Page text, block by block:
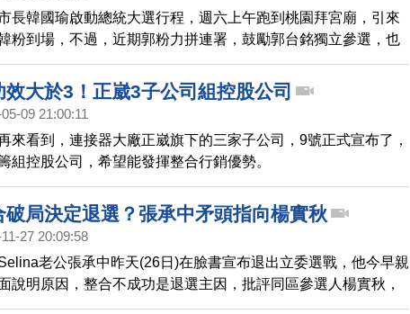
長韓國瑜啟動總統大選行程，週六上午跑到桃園拜宮廟，引來
粉到場，不過，近期郭粉力拼連署，鼓勵郭台銘獨立參選，也
報導指出，郭台銘已經與王金平會面，外界關注將組成第三勢
國瑜說他樂見郭王會面，但也特別強調，藍軍團結的重要性。
效大於3！正崴3子公司組控股公司
09 21:00:11
來看到，連接器大廠正崴旗下的三家子公司，9號正式宣布了，
組控股公司，希望能發揮整合行銷優勢。
破局決定退選？張承中矛頭指向楊實秋
27 20:09:58
老公張承中昨天(26日)在臉書宣布退出立委選戰，他今早親
說明原因，整合不成功是退選主因，批評同區參選人楊實秋，
變來變去」，沒有誠意整合。